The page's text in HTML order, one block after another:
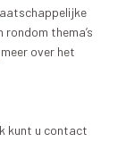
thema’s
meer over het
kunt u contact